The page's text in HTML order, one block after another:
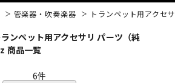
管楽器・吹奏楽器 トランペット用アクセ
ンペット用アクセサリ パーツ（純
商品一覧
6件